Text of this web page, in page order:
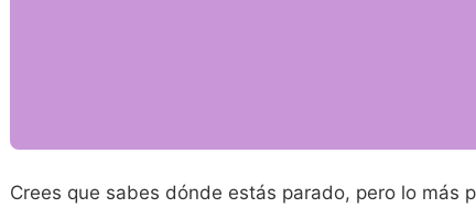
Crees que sabes dónde estás parado, pero lo más